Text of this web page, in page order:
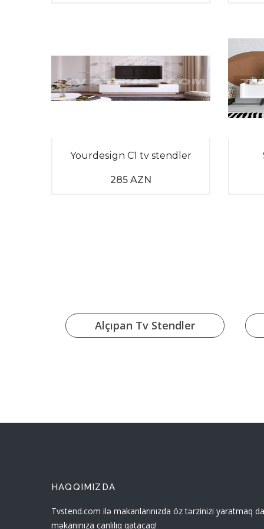
Yourdesign C1 tv stendler
285 AZN
Alçıpan Tv Stendler
HAQQIMIZDA
Tvstend.com ilə makanlarınızda öz tərzinizi yaratmaq
məkanınıza canlılıq qatacaq!